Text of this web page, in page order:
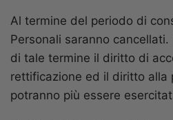
Al termine del periodo di
Personali saranno
di tale termine il diritto di
rettificazione ed il diritto alla
potranno più essere